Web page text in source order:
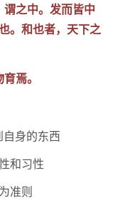
之中。发而皆中
。和也者，天下之
焉。
身的东西
和习性
准则